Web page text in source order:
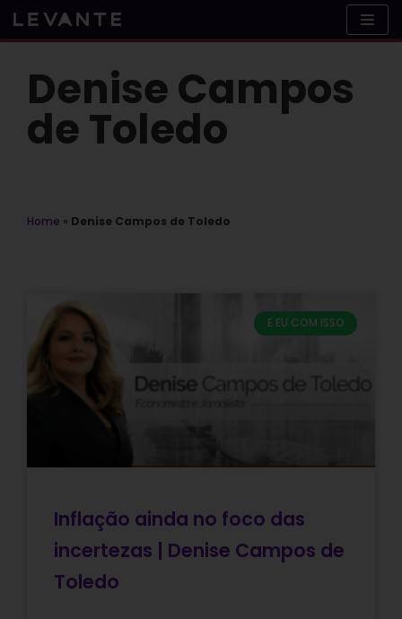
Skip
to
Denise Campos
de Toledo
Home » Denise Campos de Toledo
E EU COM ISSO
Inflação ainda no foco das
incertezas | Denise Campos de
Toledo